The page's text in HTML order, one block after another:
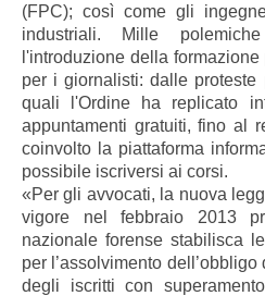
(FPC); così come gli
industriali. Mille
l'introduzione della
per i giornalisti: dalle
quali l'Ordine ha replicato
appuntamenti gratuiti, fino al
coinvolto la piattaforma
possibile iscriversi ai corsi.
«Per gli avvocati, la nuova
vigore nel febbraio 2013
nazionale forense stabilisca
per l’assolvimento
degli iscritti con